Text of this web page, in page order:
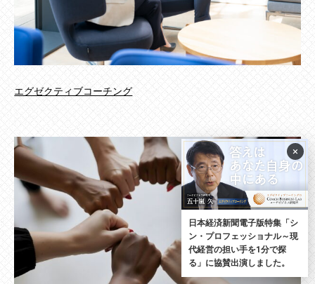
エグゼクティブコーチング
×
日本経済新聞電子版特集「シ
ン・プロフェッショナル～現
代経営の担い手を1分で探
る」に協賛出演しました。